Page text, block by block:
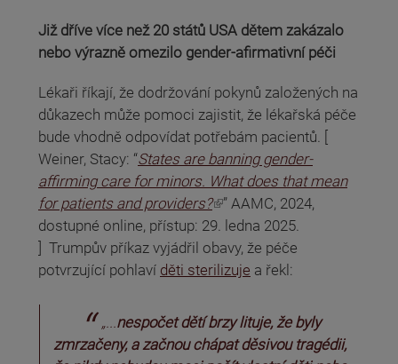
Již dříve více než 20 států USA dětem zakázalo
nebo výrazně omezilo gender-afirmativní péči
Lékaři říkají, že dodržování pokynů založených na
důkazech může pomoci zajistit, že lékařská péče
bude vhodně odpovídat potřebám pacientů. [
Weiner, Stacy: “States are banning gender-
affirming care for minors. What does that mean
for patients and providers?
(odkaz je externí)
” AAMC, 2024,
dostupné online, přístup: 29. ledna 2025.
] Trumpův příkaz vyjádřil obavy, že péče
potvrzující pohlaví děti sterilizuje a řekl:
„...nespočet dětí brzy lituje, že byly
zmrzačeny, a začnou chápat děsivou tragédii,